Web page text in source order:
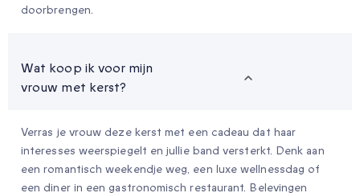
doorbrengen.
Wat koop ik voor mijn
vrouw met kerst?
Verras je vrouw deze kerst met een cadeau dat haar
interesses weerspiegelt en jullie band versterkt. Denk aan
een romantisch weekendje weg, een luxe wellnessdag of
een diner in een gastronomisch restaurant. Belevingen